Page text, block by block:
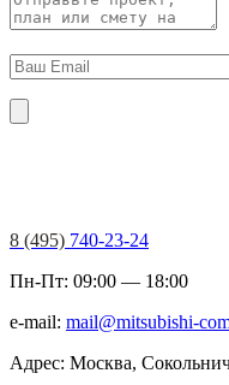
8 (495) 740-23-24
Пн-Пт: 09:00 — 18:00
e-mail: mail@mitsubishi-
Адрес: Москва,